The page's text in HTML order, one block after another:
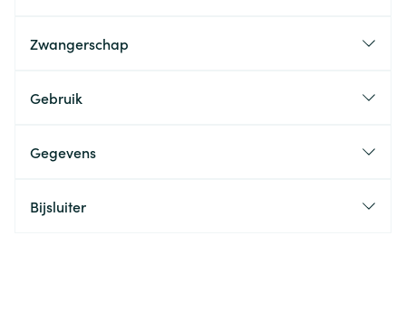
Zwangerschap
Gebruik
Gegevens
Bijsluiter